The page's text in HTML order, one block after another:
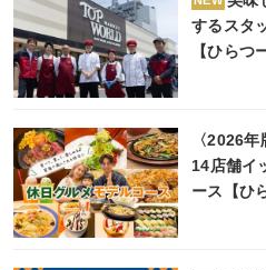
するスタ
【ひらつ
〈2026
14店舗イ
ース【ひ